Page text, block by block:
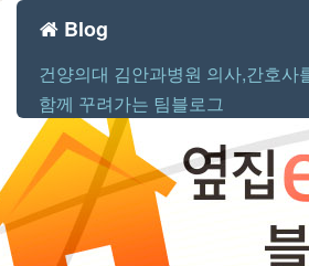
Blog
건양의대 김안과병원 의사,간호사
함께 꾸려가는 팀블로그